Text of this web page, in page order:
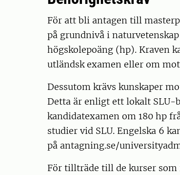
För att bli antagen till
på grundnivå i
högskolepoäng (hp). Kraven
utländsk examen eller om
Dessutom krävs kunskaper
Detta är enligt ett lokalt SLU-
kandidatexamen om 180 hp
studier vid SLU. Engelska 6
på antagning.se/
För tillträde till de kurser